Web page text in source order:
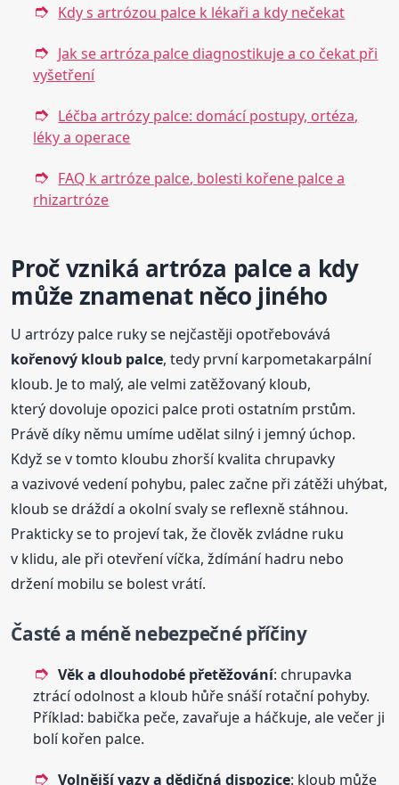
Kdy s artrózou palce k lékaři a kdy nečekat
Jak se artróza palce diagnostikuje a co čekat při
vyšetření
Léčba artrózy palce: domácí postupy, ortéza,
léky a operace
FAQ k artróze palce, bolesti kořene palce a
rhizartróze
Proč vzniká artróza palce a kdy
může znamenat něco jiného
U artrózy palce ruky se nejčastěji opotřebovává
kořenový kloub palce, tedy první karpometakarpální
kloub. Je to malý, ale velmi zatěžovaný kloub,
který dovoluje opozici palce proti ostatním prstům.
Právě díky němu umíme udělat silný i jemný úchop.
Když se v tomto kloubu zhorší kvalita chrupavky
a vazivové vedení pohybu, palec začne při zátěži uhýbat,
kloub se dráždí a okolní svaly se reflexně stáhnou.
Prakticky se to projeví tak, že člověk zvládne ruku
v klidu, ale při otevření víčka, ždímání hadru nebo
držení mobilu se bolest vrátí.
Časté a méně nebezpečné příčiny
Věk a dlouhodobé přetěžování: chrupavka
ztrácí odolnost a kloub hůře snáší rotační pohyby.
Příklad: babička peče, zavařuje a háčkuje, ale večer ji
bolí kořen palce.
Volnější vazy a dědičná dispozice: kloub může